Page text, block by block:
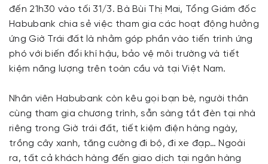
đến 21h30 vào tối 31/3. Bà Bùi Thị Mai, Tổng Giám đốc
Habubank chia sẻ việc tham gia các hoạt động hưởng
ứng Giờ Trái đất là nhằm góp phần vào tiến trình ứng
phó với biến đổi khí hậu, bảo vệ môi trường và tiết
kiệm năng lượng trên toàn cầu và tại Việt Nam.
Nhân viên Habubank còn kêu gọi bạn bè, người thân
cùng tham gia chương trình, sẵn sàng tắt đèn tại nhà
riêng trong Giờ trái đất, tiết kiệm điện hàng ngày,
trồng cây xanh, tăng cường đi bộ, đi xe đạp… Ngoài
ra, tất cả khách hàng đến giao dịch tại ngân hàng